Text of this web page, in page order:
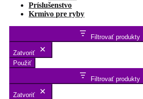
Príslušenstvo
Krmivo pre ryby
Filtrovať produkty
Zatvoriť
Použiť
Filtrovať produkty
Zatvoriť